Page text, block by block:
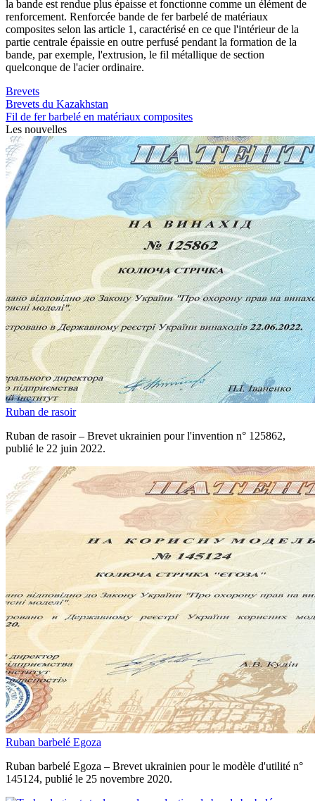
la bande est rendue plus épaisse et fonctionne comme un élément de
renforcement. Renforcée bande de fer barbelé de matériaux
composites selon las article 1, caractérisé en ce que l'intérieur de la
partie centrale épaissie en outre perfusé pendant la formation de la
bande, par exemple, l'extrusion, le fil métallique de section
quelconque de l'acier ordinaire.
Brevets
Brevets du Kazakhstan
Fil de fer barbelé en matériaux composites
Les nouvelles
Ruban de rasoir
Ruban de rasoir – Brevet ukrainien pour l'invention n° 125862,
publié le 22 juin 2022.
Ruban barbelé Egoza
Ruban barbelé Egoza – Brevet ukrainien pour le modèle d'utilité n°
145124, publié le 25 novembre 2020.